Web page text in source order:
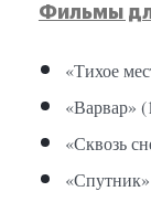
Фильмы
«Тихое
«Варвар»
«Сквозь